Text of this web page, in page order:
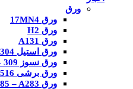
ورق
ورق 17MN4
ورق H2
ورق A131
ورق استیل 304 – 316
ورق نسوز 309 – 310
ورق برشی ST52-A516
ورق A285 – A283